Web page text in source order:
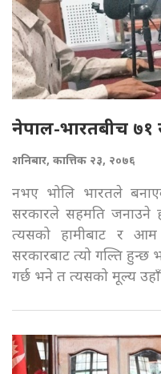
नेपाल-भारतबीच ७१
शनिबार, कात्तिक २३, २०७६
नभए भोलि भारतले
सरकारले सहमति
त्यसको हामीबाट र आम
सरकारबाट त्यो गल्ति हुन्छ
गर्छ भने त त्यसको मूल्य